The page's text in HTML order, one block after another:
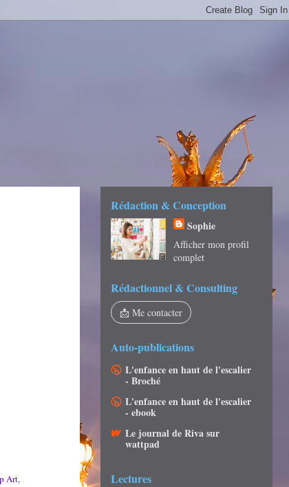
Art,
Rédaction & Conception
Sophie
Afficher mon profil
complet
Rédactionnel & Consulting
📩 Me contacter
Auto-publications
L'enfance en haut de l'escalier
- Broché
L'enfance en haut de l'escalier
- ebook
Le journal de Riva sur
wattpad
Lectures